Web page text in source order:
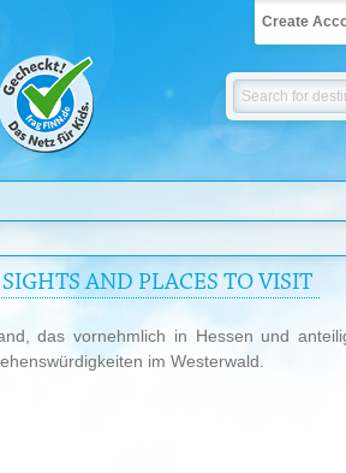
Create
AND PLACES TO VISIT
das vornehmlich in Hessen und
im Westerwald.